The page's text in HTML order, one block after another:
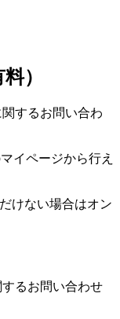
）
するお問い合わ
イページから行え
けない場合はオン
るお問い合わせ